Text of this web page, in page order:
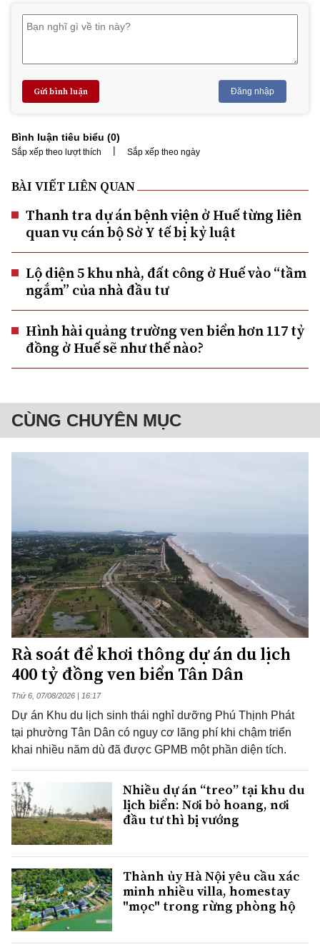
Gửi bình luận Đăng nhập
Bình luận tiêu biểu (0)
Sắp xếp theo lượt thích | Sắp xếp theo ngày
BÀI VIẾT LIÊN QUAN
Thanh tra dự án bệnh viện ở Huế từng liên
quan vụ cán bộ Sở Y tế bị kỷ luật
Lộ diện 5 khu nhà, đất công ở Huế vào “tầm
ngắm” của nhà đầu tư
Hình hài quảng trường ven biển hơn 117 tỷ
đồng ở Huế sẽ như thế nào?
CÙNG CHUYÊN MỤC
Rà soát để khơi thông dự án du lịch
400 tỷ đồng ven biển Tân Dân
Thứ 6, 07/08/2026 | 16:17
Dự án Khu du lịch sinh thái nghỉ dưỡng Phú Thịnh Phát
tại phường Tân Dân có nguy cơ lãng phí khi chậm triển
khai nhiều năm dù đã được GPMB một phần diện tích.
Nhiều dự án “treo” tại khu du
lịch biển: Nơi bỏ hoang, nơi
đầu tư thì bị vướng
Thành ủy Hà Nội yêu cầu xác
minh nhiều villa, homestay
"mọc" trong rừng phòng hộ